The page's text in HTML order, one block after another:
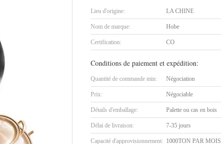
Lieu d'origine: LA CHINE
Nom de marque: Hobe
Certification: CO
Conditions de paiement et expédition:
Quantité de commande min: Négociation
Prix: Négociable
Détails d'emballage: Palette ou cas en bois
Délai de livraison: 7-35 jours
Capacité d'approvisionnement: 1000TON PAR MOIS